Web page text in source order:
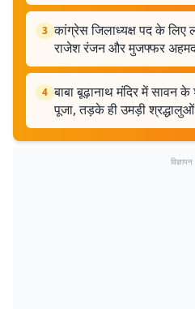
3 कांग्रेस जिलाध्यक्ष पद के
राजेश रंजन और मुजफ्फर
4 बाबा बूढ़ानाथ मंदिर में सावन
पूजा, तड़के ही उमड़ी श्रद्धालुओं
विज्ञापन